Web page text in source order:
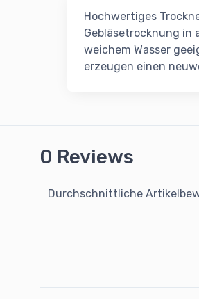
Hochwertiges
Gebläsetrocknung in
weichem Wasser
erzeugen einen
0 Reviews
Durchschnittliche